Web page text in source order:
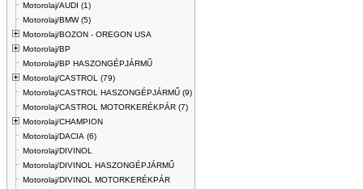
Motorolaj/AUDI (1)
Motorolaj/BMW (5)
Motorolaj/BOZON - OREGON USA
Motorolaj/BP
Motorolaj/BP HASZONGÉPJÁRMŰ
Motorolaj/CASTROL (79)
Motorolaj/CASTROL HASZONGÉPJÁRMŰ (9)
Motorolaj/CASTROL MOTORKERÉKPÁR (7)
Motorolaj/CHAMPION
Motorolaj/DACIA (6)
Motorolaj/DIVINOL
Motorolaj/DIVINOL HASZONGÉPJÁRMŰ
Motorolaj/DIVINOL MOTORKERÉKPÁR